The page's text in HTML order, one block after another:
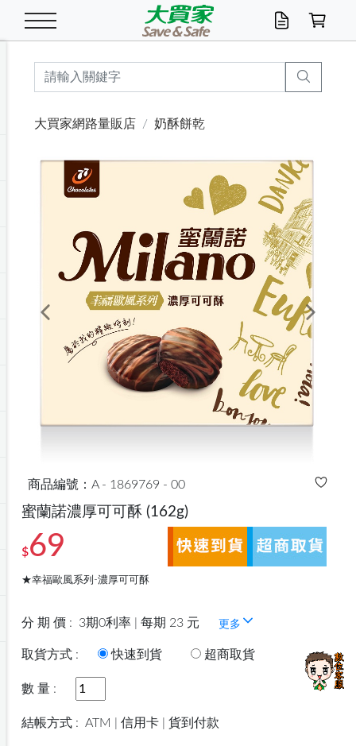
五穀/南北貨
湯類/湯塊
油/調味料 醬油.油膏.蠔油
調味用品
咖哩/沾拌醬/抹醬
碗麵/義大利麵
麵條/快煮麵/米粉
箱購專區
罐頭調理包
醬菜/玉米罐
調理食品
肉鬆/肉醬罐
點心罐
零嘴
堅果/海苔
肉乾/豆乾
美味餅乾 糕餅/點心
洋芋片
節日限定伴手禮
巧克力
果汁咖啡
碳酸/礦泉水
保久乳/豆米漿
機能飲料
箱購飲料
機能保健
族群保健
常備/醫材/口罩
▶保健品牌推薦
奶粉/穀麥片 麥片/玉米片
沖調穀粉/隨手包
紅茶
奶茶/花草茶
烏龍/普洱茶/其他
黑糖桂圓/蜂蜜醋
咖啡/可可
咖啡豆/粉/濾掛
可可/糖/奶精
香皂/洗手乳
美髮造型 造型髮品
染髮產品
牙膏/漱口水
口腔配件
臉部清潔
卸妝/粉刺調理
刮鬍用品
開架/身體保養
面/眼膜
身體保養
開架彩妝/防曬
保鮮/微波
飲水用具
廚房配件
掃除用具/照明/五金 洗衣/曬衣用具
電池/延長線
燈泡/檯燈/照明
修繕/五金/祭祀
收納用品
衛浴/毛巾
地墊/家飾品
寵物/園藝
寵物清潔/百貨
園藝用品
廚房紙巾/平版/
箱購免運區
日用活動區
衣物清潔 洗衣粉/皂
漂白水/柔軟精
箱購免運區
浴廁/水管清潔
居家清潔/除濕芳
防蚊/殺蟲
衛生棉/護墊
成人/嬰兒紙尿褲
嬰兒尿布
成人紙尿褲
烤箱/微波/電磁爐
快煮壺/烘碗機
咖啡機/果汁調理
季節家電 風扇/防蚊家電
電暖器
美容家電
家用電器
3C/電腦周邊/OA
數位週邊
手機/平板周邊
辦公用具
辦公文具/收納
玩具/擺設小物
汽機車百貨 汽車百貨
健身/按摩/瑜珈
測量/護具/其他
球類/運動
服飾/配件
配件
男/女/機能包
戶外/室內鞋
調理食品
箱購免運 清潔用品免運
居家/汽百用品
店長推薦
這夏不怕熱
綠意露營生活
大買家網路量販店 奶酥餅乾
Previous Next
商品編號：A - 1869769 - 00
蜜蘭諾濃厚可可酥 (162g)
$69
★幸福歐風系列-濃厚可可酥
分 期 價 : 3期0利率 | 每期 23 元 更多
取貨方式 : 快速到貨 超商取貨
數 量 :
結帳方式 : ATM | 信用卡 | 貨到付款